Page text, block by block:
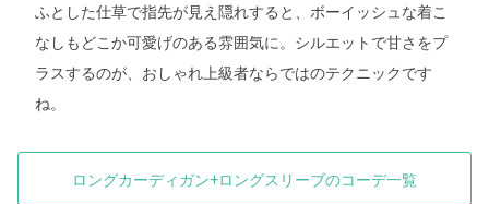
ふとした仕草で指先が見え隠れすると、ボーイッシュな着こ
なしもどこか可愛げのある雰囲気に。シルエットで甘さをプ
ラスするのが、おしゃれ上級者ならではのテクニックです
ね。
ロングカーディガン+ロングスリーブのコーデ一覧